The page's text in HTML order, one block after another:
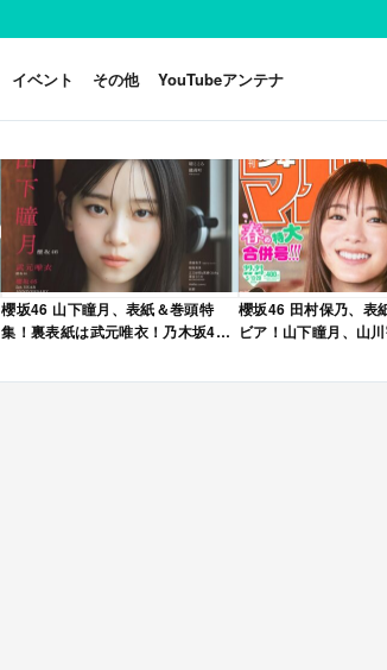
イベント その他 YouTubeアンテナ
櫻坂46 山下瞳月、表紙＆巻頭特
集！裏表紙は武元唯衣！乃木坂46
6月号」本日4/28発売！
櫻坂46 田村保乃、表
ビア！山下瞳月、山
合併号」本日4/28発